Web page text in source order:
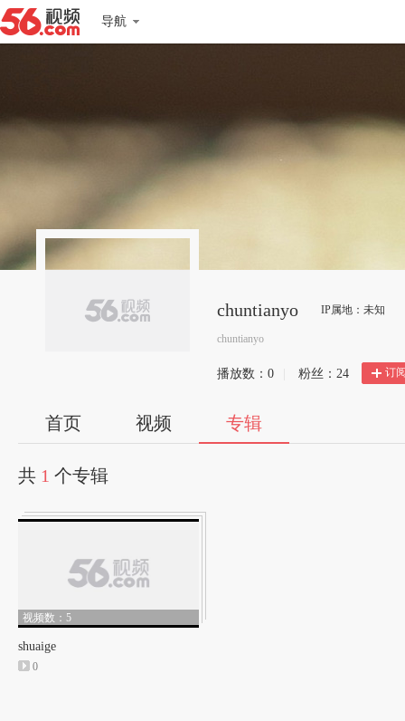
导航
chuntianyo IP属地：未知
chuntianyo
播放数： 0 粉丝： 24 订
首页 视频 专辑
共 1 个专辑
视频数：5
shuaige
0